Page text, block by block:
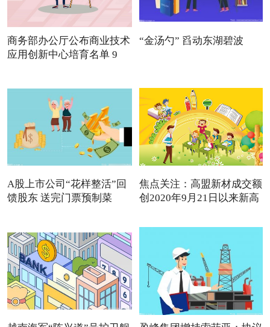
商务部办公厅公布商业技术
应用创新中心培育名单 9
“金汤勺” 舀动东湖碧波
A股上市公司“花样整活”回
馈股东 送完门票预制菜
焦点关注：高盟新材成交额
创2020年9月21日以来新高